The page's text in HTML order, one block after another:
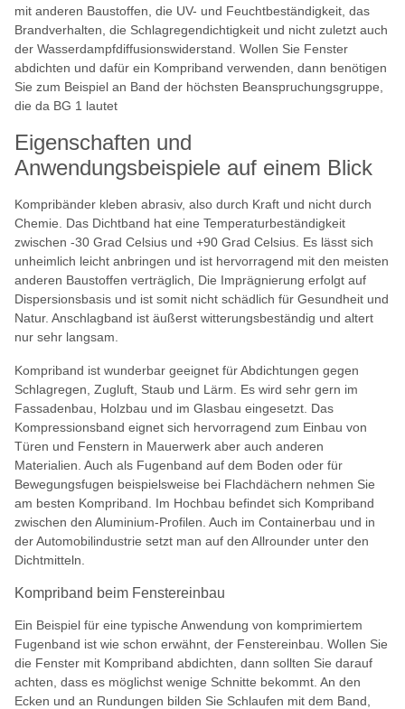
mit anderen Baustoffen, die UV- und Feuchtbeständigkeit, das
Brandverhalten, die Schlagregendichtigkeit und nicht zuletzt auch
der Wasserdampfdiffusionswiderstand. Wollen Sie Fenster
abdichten und dafür ein Kompriband verwenden, dann benötigen
Sie zum Beispiel an Band der höchsten Beanspruchungsgruppe,
die da BG 1 lautet
Eigenschaften und
Anwendungsbeispiele auf einem Blick
Kompribänder kleben abrasiv, also durch Kraft und nicht durch
Chemie. Das Dichtband hat eine Temperaturbeständigkeit
zwischen -30 Grad Celsius und +90 Grad Celsius. Es lässt sich
unheimlich leicht anbringen und ist hervorragend mit den meisten
anderen Baustoffen verträglich, Die Imprägnierung erfolgt auf
Dispersionsbasis und ist somit nicht schädlich für Gesundheit und
Natur. Anschlagband ist äußerst witterungsbeständig und altert
nur sehr langsam.
Kompriband ist wunderbar geeignet für Abdichtungen gegen
Schlagregen, Zugluft, Staub und Lärm. Es wird sehr gern im
Fassadenbau, Holzbau und im Glasbau eingesetzt. Das
Kompressionsband eignet sich hervorragend zum Einbau von
Türen und Fenstern in Mauerwerk aber auch anderen
Materialien. Auch als Fugenband auf dem Boden oder für
Bewegungsfugen beispielsweise bei Flachdächern nehmen Sie
am besten Kompriband. Im Hochbau befindet sich Kompriband
zwischen den Aluminium-Profilen. Auch im Containerbau und in
der Automobilindustrie setzt man auf den Allrounder unter den
Dichtmitteln.
Kompriband beim Fenstereinbau
Ein Beispiel für eine typische Anwendung von komprimiertem
Fugenband ist wie schon erwähnt, der Fenstereinbau. Wollen Sie
die Fenster mit Kompriband abdichten, dann sollten Sie darauf
achten, dass es möglichst wenige Schnitte bekommt. An den
Ecken und an Rundungen bilden Sie Schlaufen mit dem Band,